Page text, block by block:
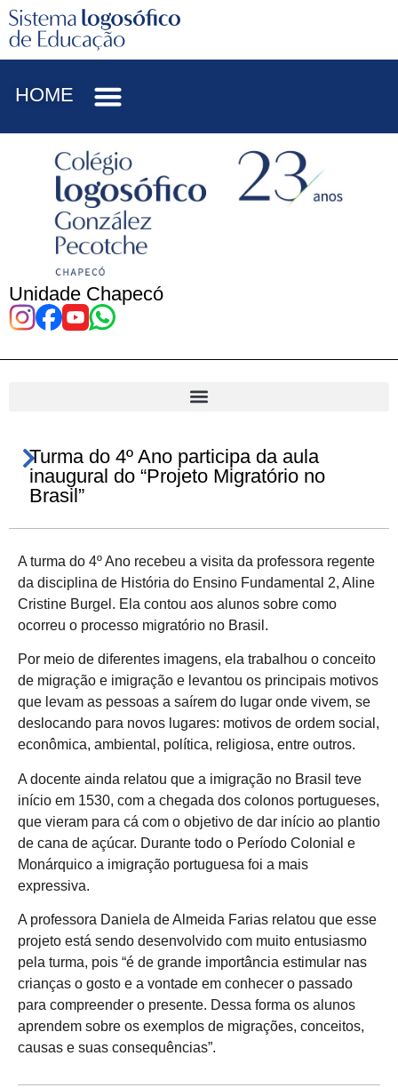
HOME
Unidade Chapecó
Turma do 4º Ano participa da aula
inaugural do “Projeto Migratório no
Brasil”
A turma do 4º Ano recebeu a visita da professora regente
da disciplina de História do Ensino Fundamental 2, Aline
Cristine Burgel. Ela contou aos alunos sobre como
ocorreu o processo migratório no Brasil.
Por meio de diferentes imagens, ela trabalhou o conceito
de migração e imigração e levantou os principais motivos
que levam as pessoas a saírem do lugar onde vivem, se
deslocando para novos lugares: motivos de ordem social,
econômica, ambiental, política, religiosa, entre outros.
A docente ainda relatou que a imigração no Brasil teve
início em 1530, com a chegada dos colonos portugueses,
que vieram para cá com o objetivo de dar início ao plantio
de cana de açúcar. Durante todo o Período Colonial e
Monárquico a imigração portuguesa foi a mais
expressiva.
A professora Daniela de Almeida Farias relatou que esse
projeto está sendo desenvolvido com muito entusiasmo
pela turma, pois “é de grande importância estimular nas
crianças o gosto e a vontade em conhecer o passado
para compreender o presente. Dessa forma os alunos
aprendem sobre os exemplos de migrações, conceitos,
causas e suas consequências”.